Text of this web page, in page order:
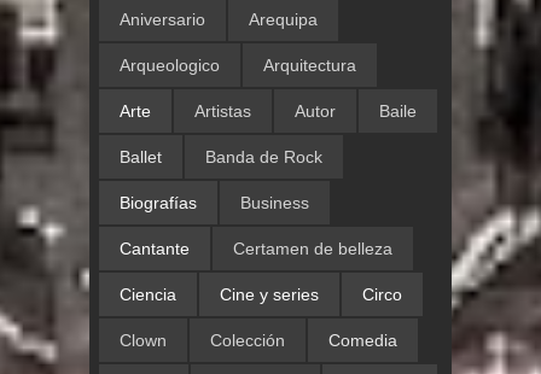
Aniversario Arequipa
Arqueologico Arquitectura
Arte Artistas Autor Baile
Ballet Banda de Rock
Biografías Business
Cantante Certamen de belleza
Ciencia Cine y series Circo
Clown Colección Comedia